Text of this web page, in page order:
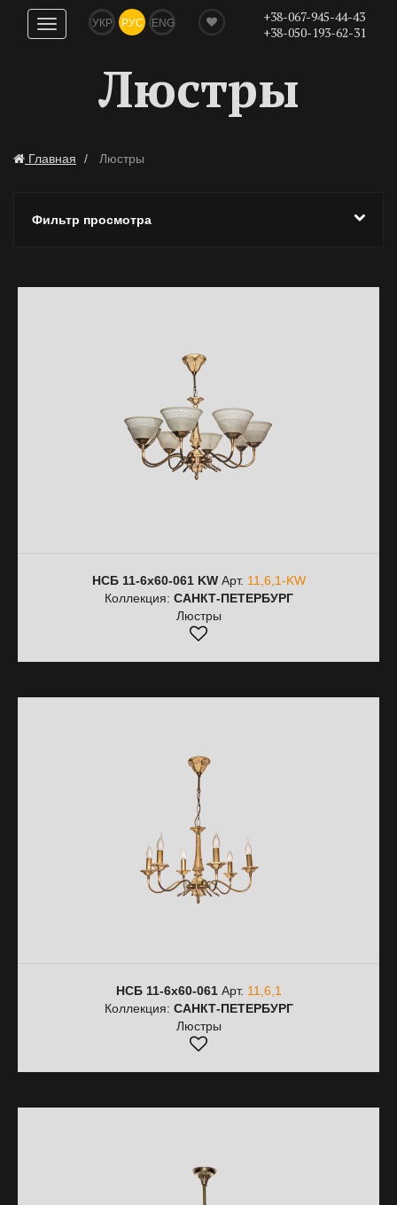
Показать
навигацию
УКР РУС ENG
+38-067-945-44-43
+38-050-193-62-31
Люстры
Главная Люстры
Фильтр просмотра
НСБ 11-6х60-061 KWАрт. 11,6,1-KW
Коллекция: САНКТ-ПЕТЕРБУРГ
Люстры
НСБ 11-6х60-061Арт. 11,6,1
Коллекция: САНКТ-ПЕТЕРБУРГ
Люстры